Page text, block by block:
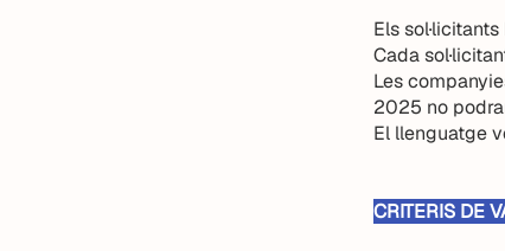
Els
Cada
Les
2025 no
El llenguatge
CRITERIS DE